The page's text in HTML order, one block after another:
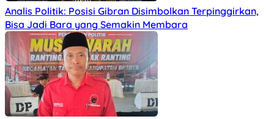
Analis Politik: Posisi Gibran Disimbolkan Terpinggirkan,
Bisa Jadi Bara yang Semakin Membara